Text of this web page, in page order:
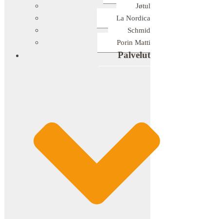
Jøtul
La Nordica
Schmid
Porin Matti
Palvelut